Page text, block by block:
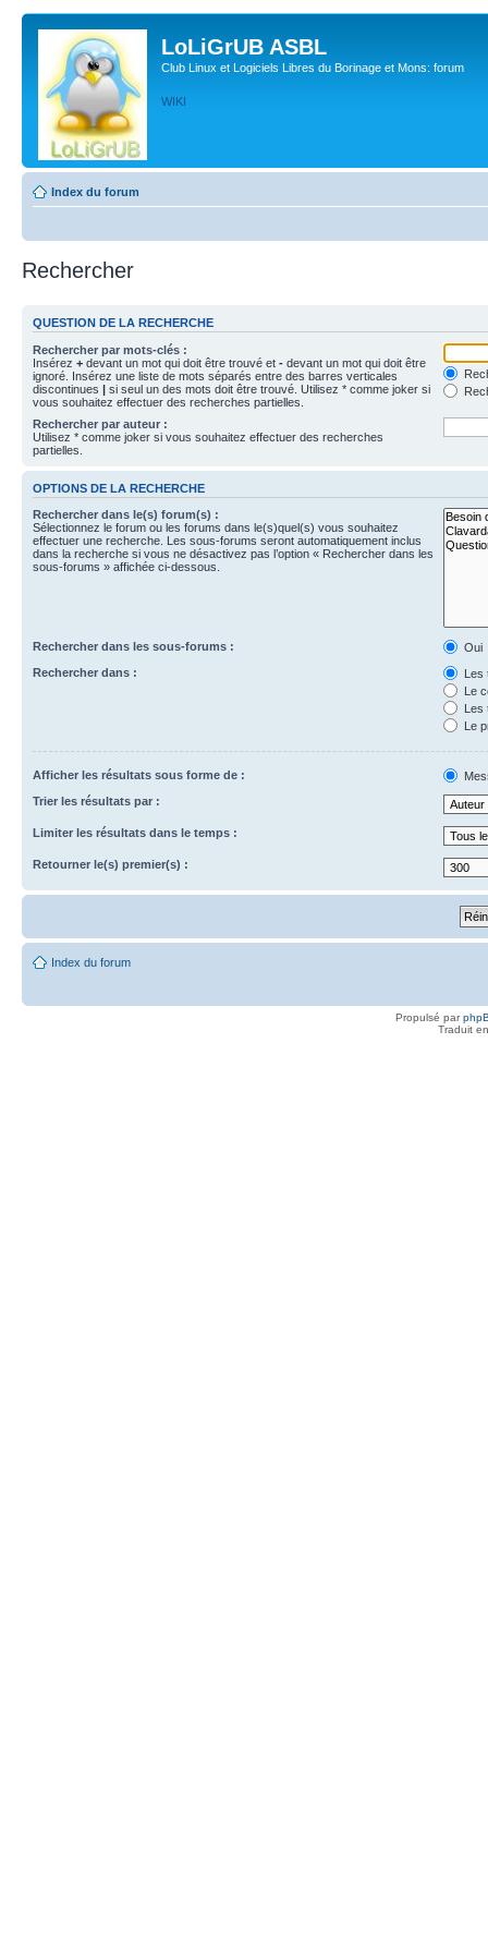
LoLiGrUB ASBL
Club Linux et Logiciels Libres du Borinage et Mons: forum
WIKI
Index du forum
Rechercher
QUESTION DE LA RECHERCHE
Rechercher par mots-clés :
Insérez + devant un mot qui doit être trouvé et - devant un mot qui doit être
ignoré. Insérez une liste de mots séparés entre des barres verticales
discontinues | si seul un des mots doit être trouvé. Utilisez * comme joker si
vous souhaitez effectuer des recherches partielles.
Rechercher par auteur :
Utilisez * comme joker si vous souhaitez effectuer des recherches
partielles.
OPTIONS DE LA RECHERCHE
Rechercher dans le(s) forum(s) :
Sélectionnez le forum ou les forums dans le(s)quel(s) vous souhaitez
effectuer une recherche. Les sous-forums seront automatiquement inclus
dans la recherche si vous ne désactivez pas l’option « Rechercher dans les
sous-forums » affichée ci-dessous.
Rechercher dans les sous-forums :
Oui
Rechercher dans :
Les
Le
Les
Le
Afficher les résultats sous forme de :
Trier les résultats par :
Limiter les résultats dans le temps :
Retourner le(s) premier(s) :
Index du forum
Propulsé par
Traduit